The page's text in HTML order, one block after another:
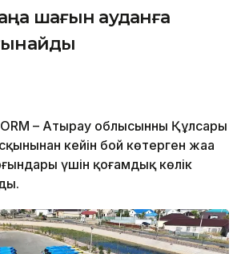
шағын ауданға
– Атырау облысынның Құлсары
кейін бой көтерген жаңа
үшін қоғамдық көлік